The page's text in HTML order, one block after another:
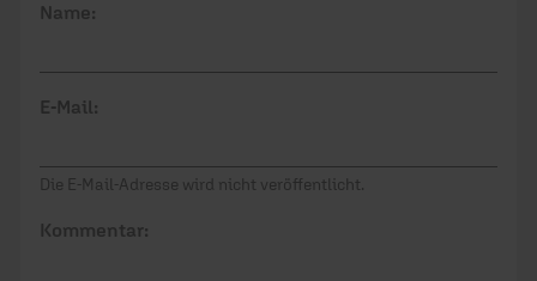
Name:
E-Mail:
Die E-Mail-Adresse wird nicht veröffentlicht.
Kommentar: